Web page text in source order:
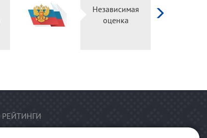
Независимая
оценка
РЕЙТИНГИ